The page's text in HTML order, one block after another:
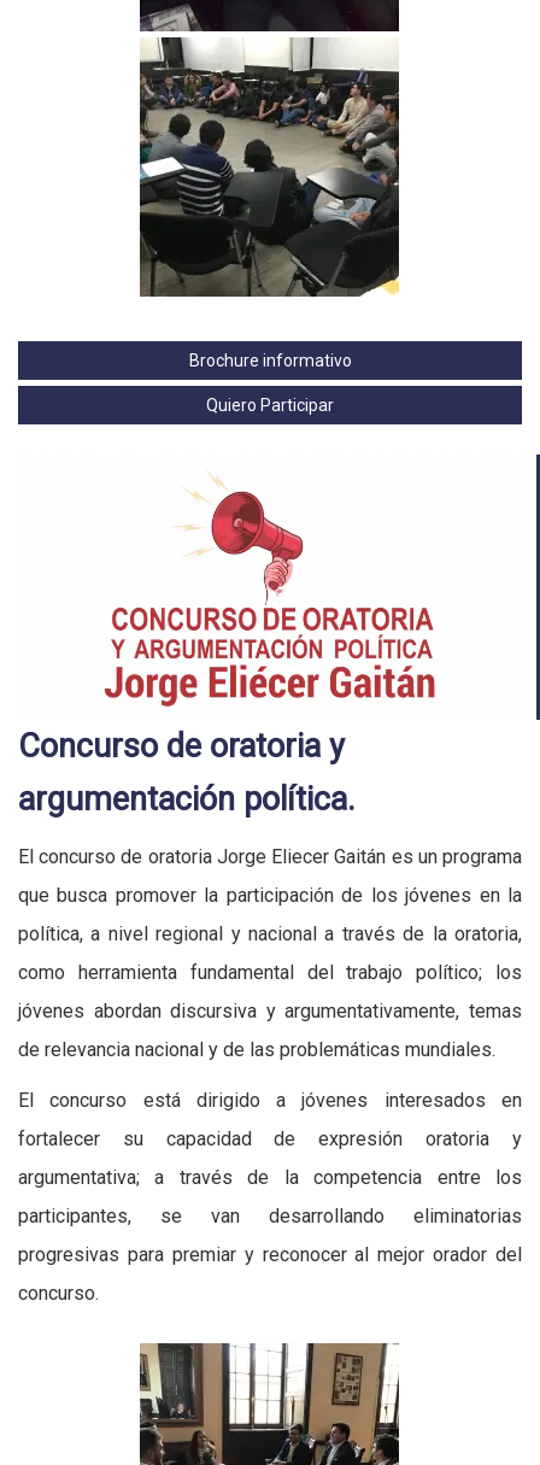
Brochure informativo
Quiero Participar
Concurso de oratoria y
argumentación política.
El concurso de oratoria Jorge Eliecer Gaitán es un programa
que busca promover la participación de los jóvenes en la
política, a nivel regional y nacional a través de la oratoria,
como herramienta fundamental del trabajo político; los
jóvenes abordan discursiva y argumentativamente, temas
de relevancia nacional y de las problemáticas mundiales.
El concurso está dirigido a jóvenes interesados en
fortalecer su capacidad de expresión oratoria y
argumentativa; a través de la competencia entre los
participantes, se van desarrollando eliminatorias
progresivas para premiar y reconocer al mejor orador del
concurso.